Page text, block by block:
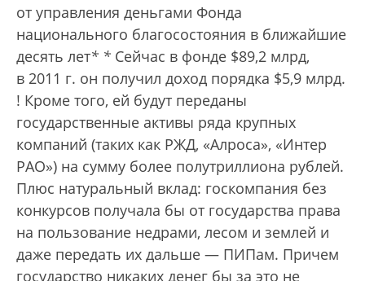
от управления деньгами Фонда
национального благосостояния в ближайшие
десять лет* * Сейчас в фонде $89,2 млрд,
в 2011 г. он получил доход порядка $5,9 млрд.
! Кроме того, ей будут переданы
государственные активы ряда крупных
компаний (таких как РЖД, «Алроса», «Интер
РАО») на сумму более полутриллиона рублей.
Плюс натуральный вклад: госкомпания без
конкурсов получала бы от государства права
на пользование недрами, лесом и землей и
даже передать их дальше — ПИПам. Причем
государство никаких денег бы за это не